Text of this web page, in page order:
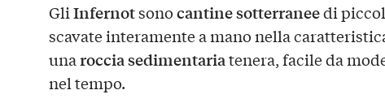
GliInfernotsonocantine sotterraneedi
scavate interamente a mano nella
unaroccia sedimentariatenera, facile da
nel tempo.